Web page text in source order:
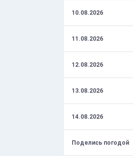
10.08.2026
11.08.2026
12.08.2026
13.08.2026
14.08.2026
Поделись погодой